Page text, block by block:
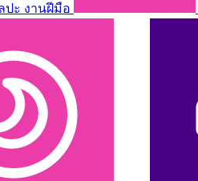
ปะ งานฝีมือ